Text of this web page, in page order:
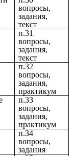
вопросы,
задания,
текст
п.31
вопросы,
задания,
текст
п.32
вопросы,
задания,
практикум
п.33
вопросы,
задания,
практикум
п.34
вопросы,
задания